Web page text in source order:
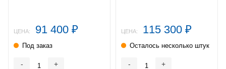
ЦЕНА: 91 400 ₽
Под заказ
- +
ЦЕНА: 115 300 ₽
Осталось несколько штук
- +